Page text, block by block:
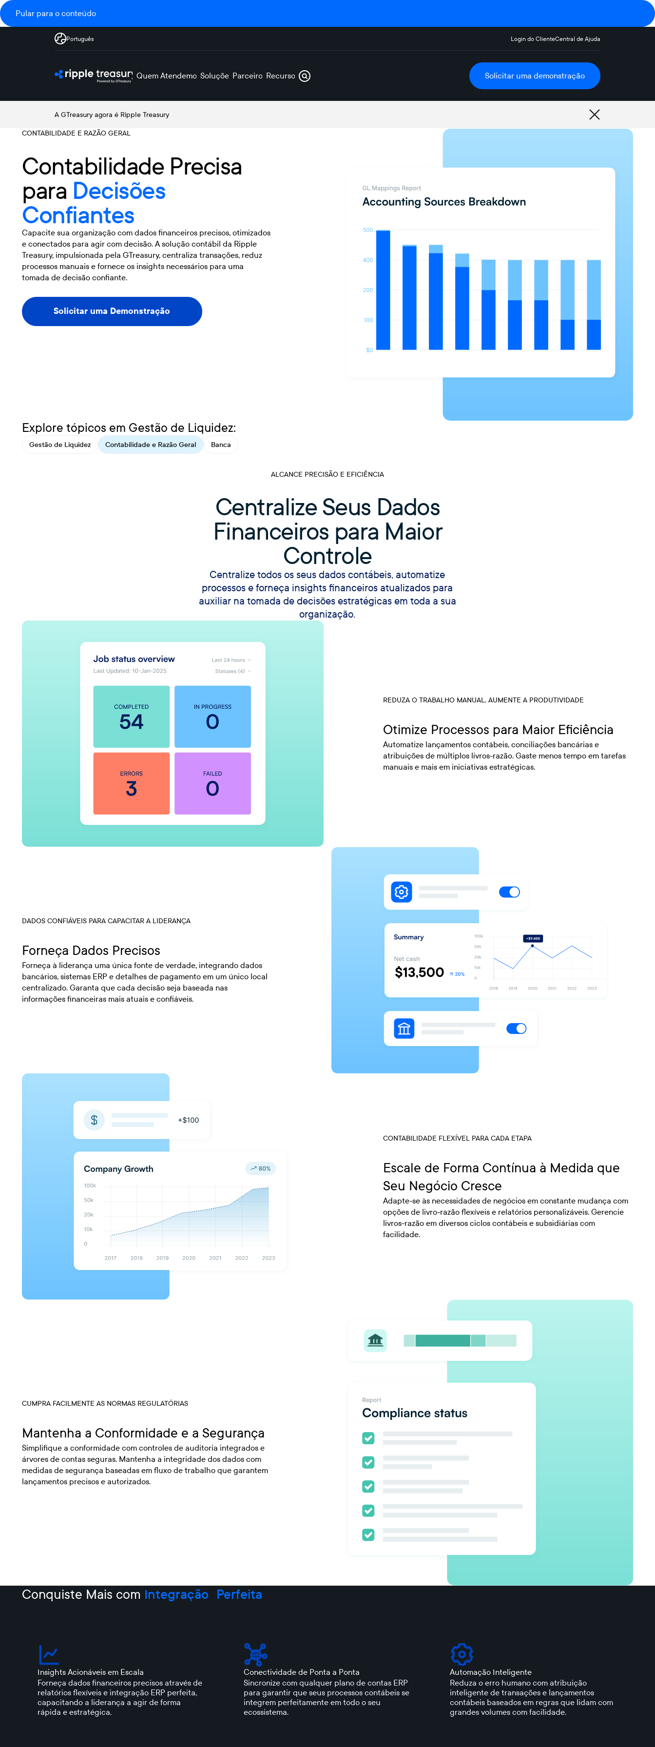
Pular para o conteúdo
Português Login do ClienteCentral de Ajuda
Quem Atendemos Soluções Parceiros Recursos Solicitar uma demonstração
A GTreasury agora é Ripple Treasury
CONTABILIDADE E RAZÃO GERAL
Contabilidade Precisa
para Decisões
Confiantes
Capacite sua organização com dados financeiros precisos, otimizados
e conectados para agir com decisão. A solução contábil da Ripple
Treasury, impulsionada pela GTreasury, centraliza transações, reduz
processos manuais e fornece os insights necessários para uma
tomada de decisão confiante.
Solicitar uma Demonstração
Solicitar uma Demonstração
Explore tópicos em Gestão de Liquidez:
Gestão de Liquidez Contabilidade e Razão Geral Banca
ALCANCE PRECISÃO E EFICIÊNCIA
Centralize Seus Dados
Financeiros para Maior
Controle
Centralize todos os seus dados contábeis, automatize
processos e forneça insights financeiros atualizados para
auxiliar na tomada de decisões estratégicas em toda a sua
organização.
REDUZA O TRABALHO MANUAL, AUMENTE A PRODUTIVIDADE
Otimize Processos para Maior Eficiência
Automatize lançamentos contábeis, conciliações bancárias e
atribuições de múltiplos livros-razão. Gaste menos tempo em tarefas
manuais e mais em iniciativas estratégicas.
DADOS CONFIÁVEIS PARA CAPACITAR A LIDERANÇA
Forneça Dados Precisos
Forneça à liderança uma única fonte de verdade, integrando dados
bancários, sistemas ERP e detalhes de pagamento em um único local
centralizado. Garanta que cada decisão seja baseada nas
informações financeiras mais atuais e confiáveis.
CONTABILIDADE FLEXÍVEL PARA CADA ETAPA
Escale de Forma Contínua à Medida que
Seu Negócio Cresce
Adapte-se às necessidades de negócios em constante mudança com
opções de livro-razão flexíveis e relatórios personalizáveis. Gerencie
livros-razão em diversos ciclos contábeis e subsidiárias com
facilidade.
CUMPRA FACILMENTE AS NORMAS REGULATÓRIAS
Mantenha a Conformidade e a Segurança
Simplifique a conformidade com controles de auditoria integrados e
árvores de contas seguras. Mantenha a integridade dos dados com
medidas de segurança baseadas em fluxo de trabalho que garantem
lançamentos precisos e autorizados.
Conquiste Mais com Integração Perfeita
Insights Acionáveis em Escala
Forneça dados financeiros precisos através de
relatórios flexíveis e integração ERP perfeita,
capacitando a liderança a agir de forma
rápida e estratégica.
Conectividade de Ponta a Ponta
Sincronize com qualquer plano de contas ERP
para garantir que seus processos contábeis se
integrem perfeitamente em todo o seu
ecossistema.
Automação Inteligente
Reduza o erro humano com atribuição
inteligente de transações e lançamentos
contábeis baseados em regras que lidam com
grandes volumes com facilidade.